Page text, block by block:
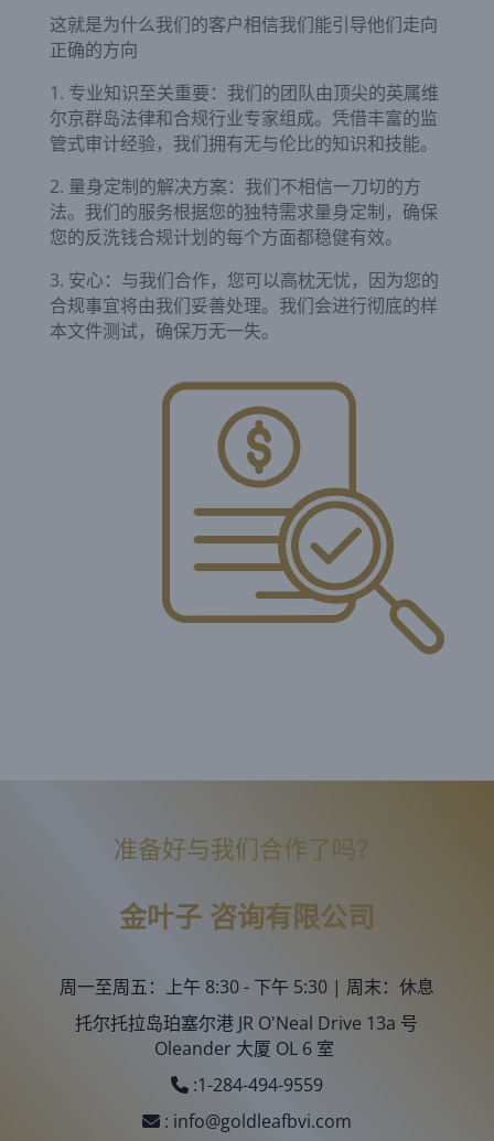
这就是为什么我们的客户相信我们能引导他们走向
正确的方向
1. 专业知识至关重要：我们的团队由顶尖的英属维
尔京群岛法律和合规行业专家组成。凭借丰富的监
管式审计经验，我们拥有无与伦比的知识和技能。
2. 量身定制的解决方案：我们不相信一刀切的方
法。我们的服务根据您的独特需求量身定制，确保
您的反洗钱合规计划的每个方面都稳健有效。
3. 安心：与我们合作，您可以高枕无忧，因为您的
合规事宜将由我们妥善处理。我们会进行彻底的样
本文件测试，确保万无一失。
准备好与我们合作了吗？
金叶子咨询有限公司
周一至周五：上午 8:30 - 下午 5:30 | 周末：休息
托尔托拉岛珀塞尔港 JR O'Neal Drive 13a 号
Oleander 大厦 OL 6 室
:1-284-494-9559
: info@goldleafbvi.com